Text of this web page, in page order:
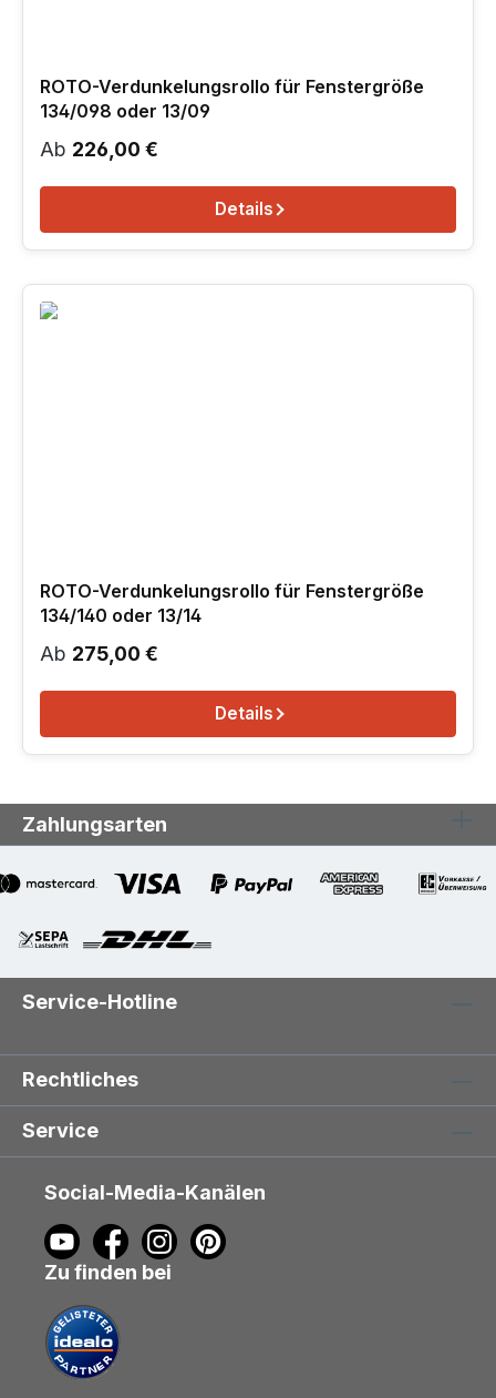
ROTO-Verdunkelungsrollo für Fenstergröße
134/098 oder 13/09
Regulärer Preis:
Ab 226,00 €
Details
ROTO-Verdunkelungsrollo für Fenstergröße
134/140 oder 13/14
Regulärer Preis:
Ab 275,00 €
Details
Zahlungsarten
Service-Hotline
Rechtliches
Service
Social-Media-Kanälen
Zu finden bei